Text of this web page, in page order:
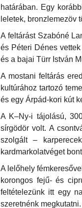
határában. Egy
leletek, bronzlemezöv
A feltárást Szabóné
és Péteri Dénes
és a bajai Türr István
A mostani feltárás
kultúrához tartozó
és egy Árpád-kori kút
A K–Ny-i tájolású,
sírgödör volt. A
szolgált –
kardmarkolatvéget
A lelőhely
korongos fejű- és
feltételezünk itt egy
szeretnénk megkutatni.